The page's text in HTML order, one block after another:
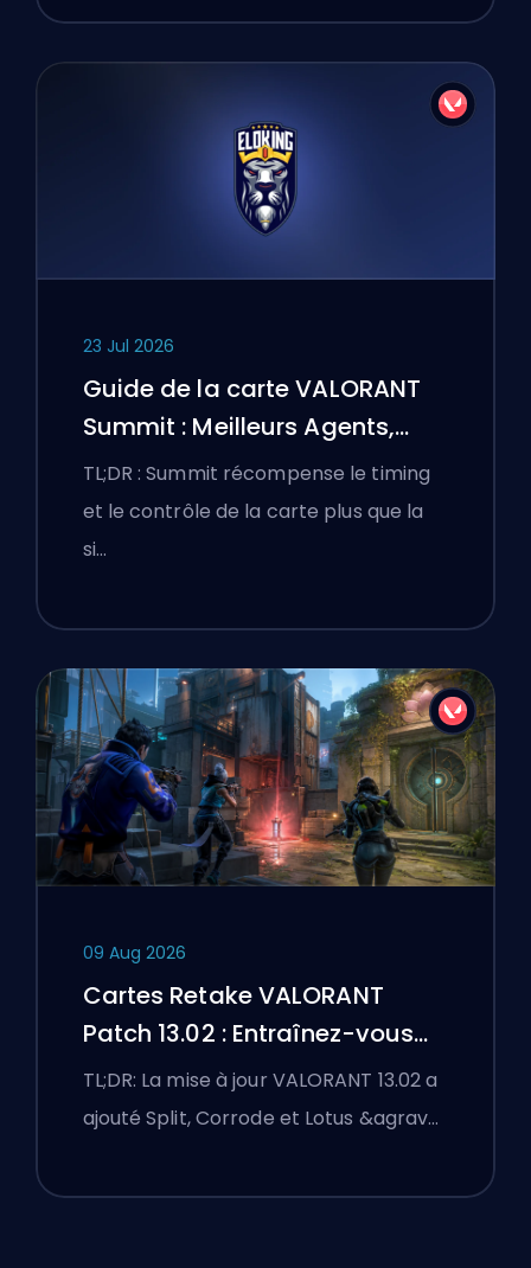
23 Jul 2026
Guide de la carte VALORANT
Summit : Meilleurs Agents,
Callouts et Fumigènes
TL;DR : Summit récompense le timing
et le contrôle de la carte plus que la
si…
09 Aug 2026
Cartes Retake VALORANT
Patch 13.02 : Entraînez-vous
sur Split, Corrode et Lotus
TL;DR: La mise à jour VALORANT 13.02 a
ajouté Split, Corrode et Lotus &agrav…